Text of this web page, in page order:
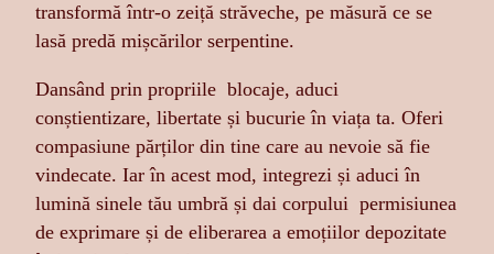
transformă într-o zeiță străveche, pe măsură ce se
lasă predă mișcărilor serpentine.
Dansând prin propriile blocaje, aduci
conștientizare, libertate și bucurie în viața ta. Oferi
compasiune părților din tine care au nevoie să fie
vindecate. Iar în acest mod, integrezi și aduci în
lumină sinele tău umbră și dai corpului permisiunea
de exprimare și de eliberarea a emoțiilor depozitate